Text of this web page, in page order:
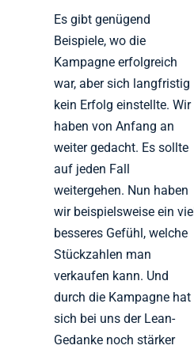
Es gibt genügend
Beispiele, wo die
Kampagne erfolgreich
war, aber sich langfristig
kein Erfolg einstellte. Wir
haben von Anfang an
weiter gedacht. Es sollte
auf jeden Fall
weitergehen. Nun haben
wir beispielsweise ein viel
besseres Gefühl, welche
Stückzahlen man
verkaufen kann. Und
durch die Kampagne hat
sich bei uns der Lean-
Gedanke noch stärker